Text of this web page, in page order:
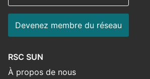
Devenez membre du réseau
RSC SUN
À propos de nous